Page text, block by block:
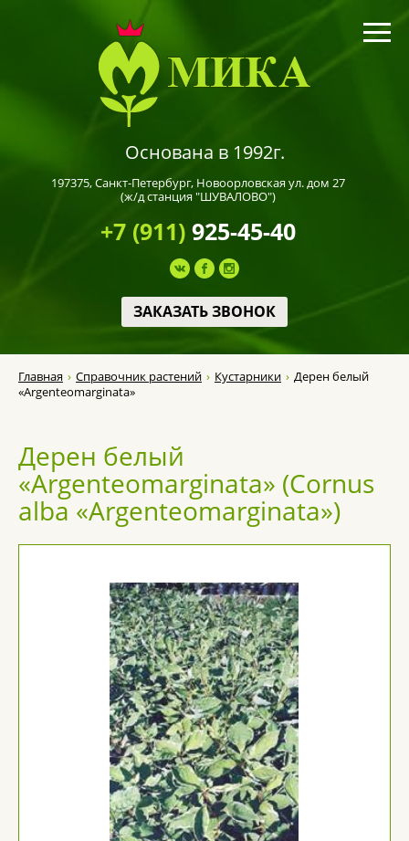
Основана в 1992г.
197375,Санкт-Петербург, Новоорловская ул. дом 27
(ж/д станция "ШУВАЛОВО")
+7 (911)925-45-40
ЗАКАЗАТЬ ЗВОНОК
Главная Справочник растений Кустарники
Дерен белый
«Argenteomarginata»
Дерен белый
«Argenteomarginata» (Cornus
alba «Argenteomarginata»)